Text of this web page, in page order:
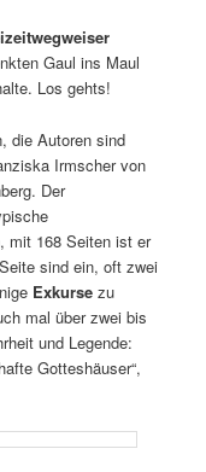
Gaul ins Maul
Los gehts!
die Autoren sind
Irmscher von
Der
mit 168 Seiten ist er
sind ein, oft zwei
Exkurse zu
mal über zwei bis
und Legende:
Gotteshäuser“,